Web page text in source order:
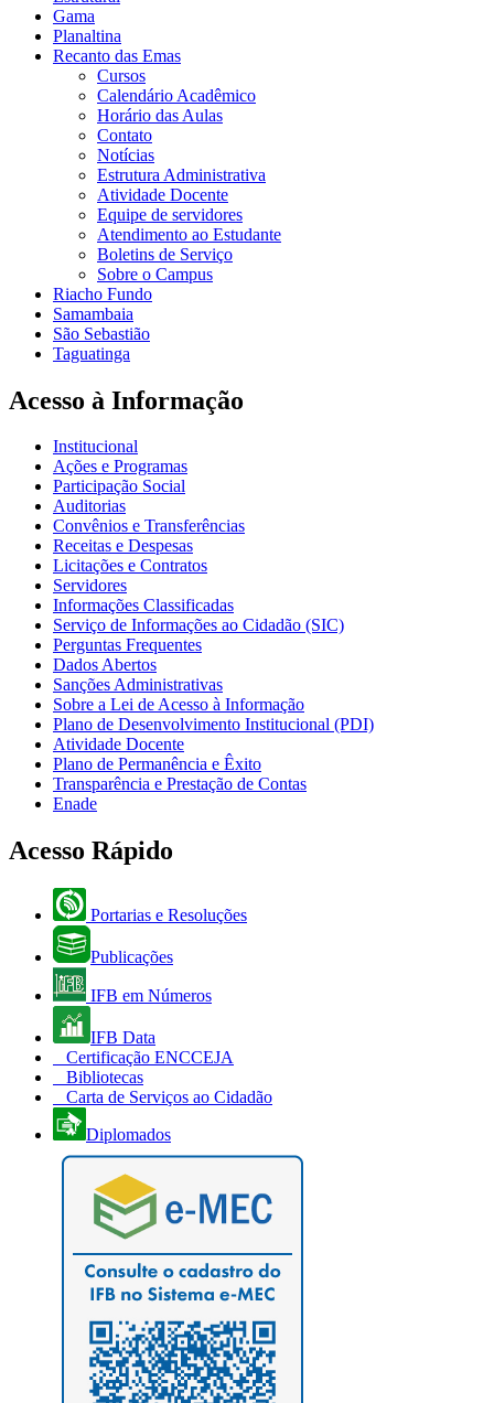
Gama
Planaltina
Recanto das Emas
Cursos
Calendário Acadêmico
Horário das Aulas
Contato
Notícias
Estrutura Administrativa
Atividade Docente
Equipe de servidores
Atendimento ao Estudante
Boletins de Serviço
Sobre o Campus
Riacho Fundo
Samambaia
São Sebastião
Taguatinga
Acesso à Informação
Institucional
Ações e Programas
Participação Social
Auditorias
Convênios e Transferências
Receitas e Despesas
Licitações e Contratos
Servidores
Informações Classificadas
Serviço de Informações ao Cidadão (SIC)
Perguntas Frequentes
Dados Abertos
Sanções Administrativas
Sobre a Lei de Acesso à Informação
Plano de Desenvolvimento Institucional (PDI)
Atividade Docente
Plano de Permanência e Êxito
Transparência e Prestação de Contas
Enade
Acesso Rápido
Portarias e Resoluções
Publicações
IFB em Números
IFB Data
Certificação ENCCEJA
Bibliotecas
Carta de Serviços ao Cidadão
Diplomados